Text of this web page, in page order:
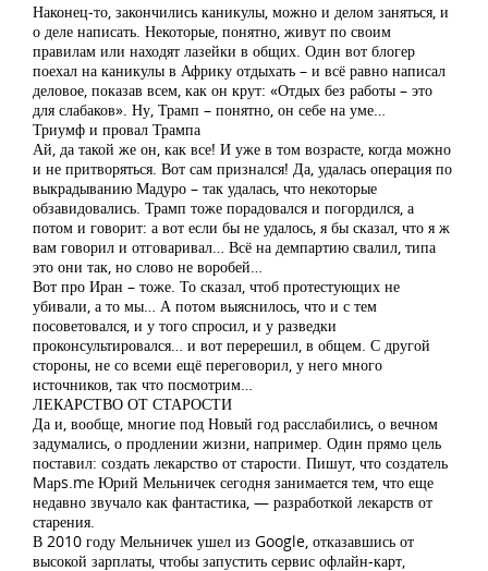
Наконец-то, закончились каникулы, можно и делом заняться, и
о деле написать. Некоторые, понятно, живут по своим
правилам или находят лазейки в общих. Один вот блогер
поехал на каникулы в Африку отдыхать – и всё равно написал
деловое, показав всем, как он крут: «Отдых без работы – это
для слабаков». Ну, Трамп – понятно, он себе на уме…
Триумф и провал Трампа
Ай, да такой же он, как все! И уже в том возрасте, когда можно
и не притворяться. Вот сам признался! Да, удалась операция по
выкрадыванию Мадуро – так удалась, что некоторые
обзавидовались. Трамп тоже порадовался и погордился, а
потом и говорит: а вот если бы не удалось, я бы сказал, что я ж
вам говорил и отговаривал… Всё на демпартию свалил, типа
это они так, но слово не воробей…
Вот про Иран – тоже. То сказал, чтоб протестующих не
убивали, а то мы… А потом выяснилось, что и с тем
посоветовался, и у того спросил, и у разведки
проконсультировался… и вот перерешил, в общем. С другой
стороны, не со всеми ещё переговорил, у него много
источников, так что посмотрим…
ЛЕКАРСТВО ОТ СТАРОСТИ
Да и, вообще, многие под Новый год расслабились, о вечном
задумались, о продлении жизни, например. Один прямо цель
поставил: создать лекарство от старости. Пишут, что создатель
Mарs.mе Юрий Мельничек сегодня занимается тем, что еще
недавно звучало как фантастика, — разработкой лекарств от
старения.
В 2010 году Мельничек ушел из Google, отказавшись от
высокой зарплаты, чтобы запустить сервис офлайн-карт,